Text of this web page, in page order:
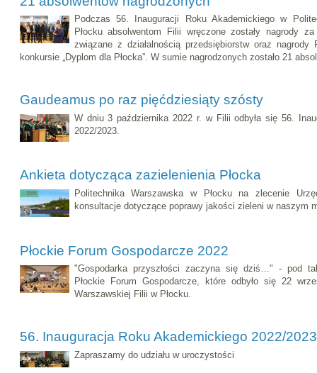
Podczas 56. Inauguracji Roku Akademickiego w
Płocku absolwentom Filii wręczone zostały nagrody
związane z działalnością przedsiębiorstw oraz nagrody
konkursie „Dyplom dla Płocka”. W sumie nagrodzonych zostało 21
Gaudeamus po raz pięćdziesiąty szósty
W dniu 3 października 2022 r. w Filii odbyła się 56.
2022/2023.
Ankieta dotycząca zazielenienia Płocka
Politechnika Warszawska w Płocku na zlecenie
konsultacje dotyczące poprawy jakości zieleni w naszym
Płockie Forum Gospodarcze 2022
"Gospodarka przyszłości zaczyna się dziś…" - pod
Płockie Forum Gospodarcze, które odbyło się 22
Warszawskiej Filii w Płocku.
56. Inauguracja Roku Akademickiego 2022/2023
Zapraszamy do udziału w uroczystości